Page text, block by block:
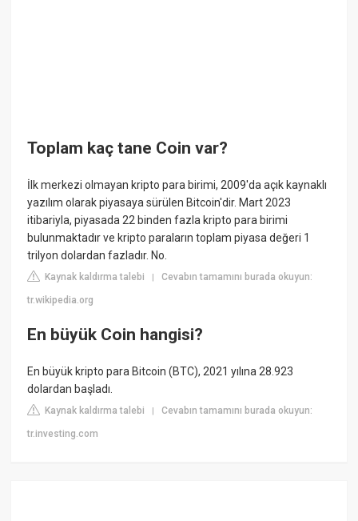
Toplam kaç tane Coin var?
İlk merkezi olmayan kripto para birimi, 2009'da açık kaynaklı
yazılım olarak piyasaya sürülen Bitcoin'dir. Mart 2023
itibariyla, piyasada 22 binden fazla kripto para birimi
bulunmaktadır ve kripto paraların toplam piyasa değeri 1
trilyon dolardan fazladır. No.
Kaynak kaldırma talebi |Cevabın tamamını burada okuyun:
tr.wikipedia.org
En büyük Coin hangisi?
En büyük kripto para Bitcoin (BTC), 2021 yılına 28.923
dolardan başladı.
Kaynak kaldırma talebi |Cevabın tamamını burada okuyun:
tr.investing.com